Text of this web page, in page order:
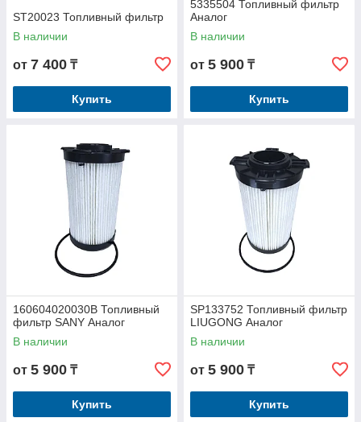
ST20023 Топливный фильтр
В наличии
от 7 400 ₸
Купить
5335504 Топливный фильтр
Аналог
В наличии
от 5 900 ₸
Купить
160604020030B Топливный
фильтр SANY Аналог
В наличии
от 5 900 ₸
Купить
SP133752 Топливный фильтр
LIUGONG Аналог
В наличии
от 5 900 ₸
Купить